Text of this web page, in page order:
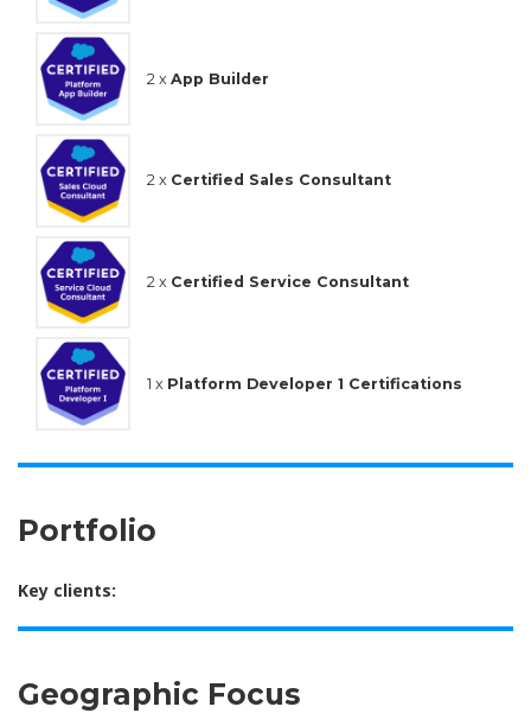
2 x App Builder
2 x Certified Sales Consultant
2 x Certified Service Consultant
1 x Platform Developer 1 Certifications
Portfolio
Key clients:
Geographic Focus